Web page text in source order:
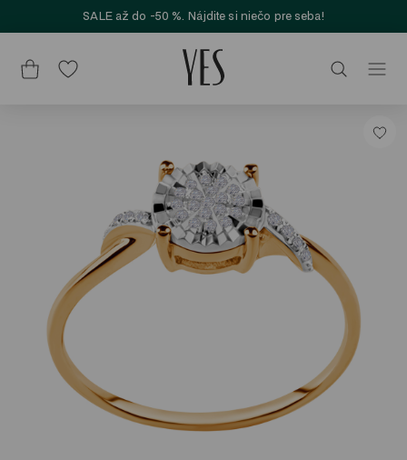
SALE až do -50 %. Nájdite si niečo pre seba!